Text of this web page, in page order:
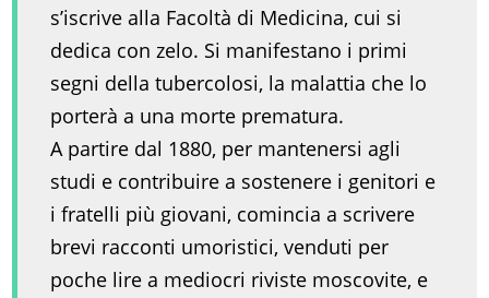
s’iscrive alla Facoltà di Medicina, cui si
dedica con zelo. Si manifestano i primi
segni della tubercolosi, la malattia che lo
porterà a una morte prematura.
A partire dal 1880, per mantenersi agli
studi e contribuire a sostenere i genitori e
i fratelli più giovani, comincia a scrivere
brevi racconti umoristici, venduti per
poche lire a mediocri riviste moscovite, e